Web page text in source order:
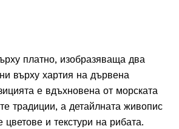
платно, изобразяваща два
върху хартия на дървена
е вдъхновена от морската
традиции, а детайлната живопис
цветове и текстури на рибата.